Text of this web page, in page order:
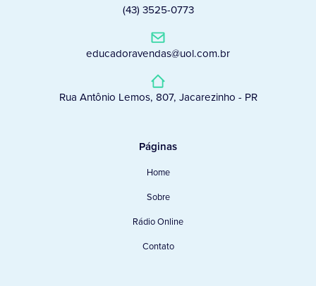
(43) 3525-0773
educadoravendas@uol.com.br
Rua Antônio Lemos, 807, Jacarezinho - PR
Páginas
Home
Sobre
Rádio Online
Contato